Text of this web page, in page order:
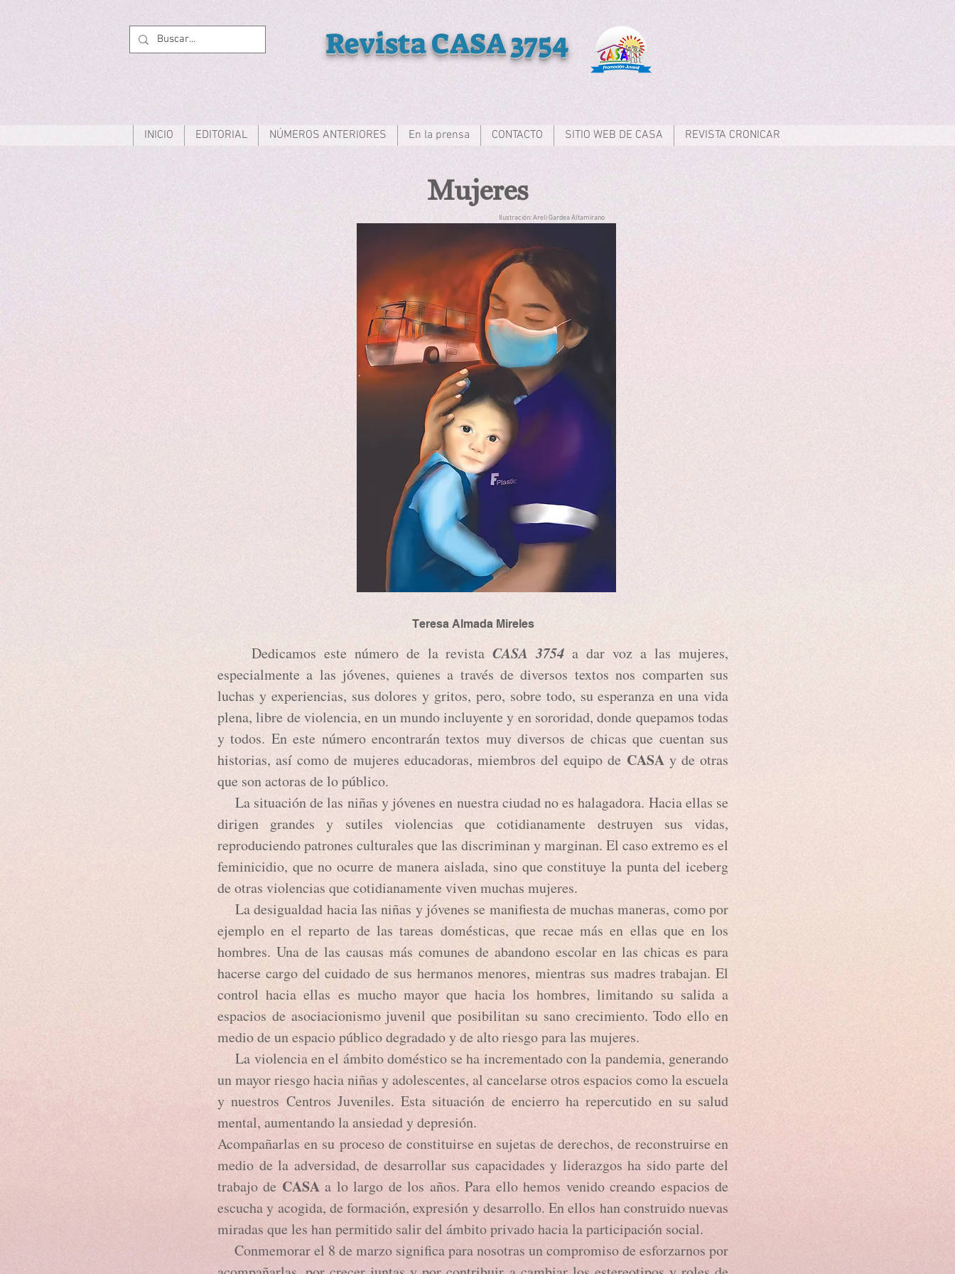
Revista CASA 3754
INICIO EDITORIAL NÚMEROS ANTERIORES En la prensa CONTACTO SITIO WEB DE CASA REVISTA CRONICAR
Mujeres
Ilustración: Areli Gardea Altamirano
Teresa Almada Mireles
Dedicamos este número de la revistaCASA 3754 a dar voz a las mujeres,
especialmente a las jóvenes, quienes a través de diversos textos nos comparten sus
luchas y experiencias, sus dolores y gritos, pero, sobre todo, su esperanza en una vida
plena, libre de violencia, en un mundo incluyente y en sororidad, donde quepamos todas
y todos. En este número encontrarán textos muy diversos de chicas que cuentan sus
historias, así como de mujeres educadoras, miembros del equipo de CASAy de otras
que son actoras de lo público.
La situación de las niñas y jóvenes en nuestra ciudad no es halagadora. Hacia ellas se
dirigen grandes y sutiles violencias que cotidianamente destruyen sus vidas,
reproduciendo patrones culturales que las discriminan y marginan. El caso extremo es el
feminicidio, que no ocurre de manera aislada, sino que constituye la punta del iceberg
de otras violencias que cotidianamente viven muchas mujeres.
La desigualdad hacia las niñas y jóvenes se manifiesta de muchas maneras, como por
ejemplo en el reparto de las tareas domésticas, que recae más en ellas que en los
hombres. Una de las causas más comunes de abandono escolar en las chicas es para
hacerse cargo del cuidado de sus hermanos menores, mientras sus madres trabajan. El
control hacia ellas es mucho mayor que hacia los hombres, limitando su salida a
espacios de asociacionismo juvenil que posibilitan su sano crecimiento. Todo ello en
medio de un espacio público degradado y de alto riesgo para las mujeres.
La violencia en el ámbito doméstico se ha incrementado con la pandemia, generando
un mayor riesgo hacia niñas y adolescentes, al cancelarse otros espacios como la escuela
y nuestros Centros Juveniles. Esta situación de encierro ha repercutido en su salud
mental, aumentando la ansiedad y depresión.
Acompañarlas en su proceso de constituirse en sujetas de derechos, de reconstruirse en
medio de la adversidad, de desarrollar sus capacidades y liderazgos ha sido parte del
trabajo de CASAa lo largo de los años. Para ello hemos venido creando espacios de
escucha y acogida, de formación, expresión y desarrollo. En ellos han construido nuevas
miradas que les han permitido salir del ámbito privado hacia la participación social.
Conmemorar el 8 de marzo significa para nosotras un compromiso de esforzarnos por